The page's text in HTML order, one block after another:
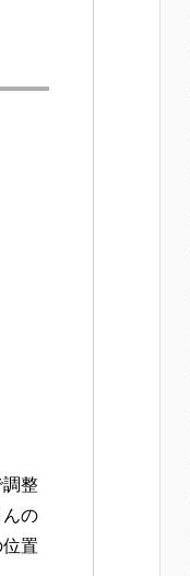
整
の
置